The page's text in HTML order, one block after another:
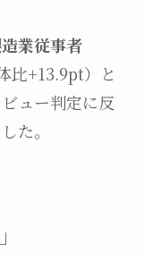
業従事者
比+13.9pt）と
ュー判定に反
た。